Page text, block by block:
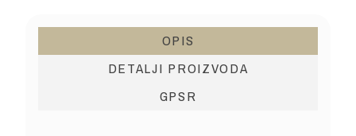
OPIS
DETALJI PROIZVODA
GPSR